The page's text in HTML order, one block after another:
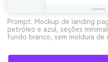
Prompt: Mockup de landing
petróleo e azul, seções
fundo branco, sem moldura